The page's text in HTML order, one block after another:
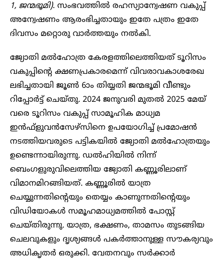
1, ജന്മഭൂമി). സംഭവത്തിൽ രഹസ്യാന്വേഷണ വകുപ്പ്
അന്വേഷണം ആരംഭിച്ചതായും ഇതേ പത്രം ഇതേ
ദിവസം മറ്റൊരു വാർത്തയും നൽകി.
ജ്യോതി മൽഹോത്ര കേരളത്തിലെത്തിയത് ടൂറിസം
വകുപ്പിന്റെ ക്ഷണപ്രകാരമെന്ന് വിവരാവകാശരേഖ
ലഭിച്ചതായി ജൂൺ 6ാം തിയ്യതി ജന്മഭൂമി വീണ്ടും
റിപ്പോർട്ട് ചെയ്തു. 2024 ജനുവരി മുതൽ 2025 മേയ്
വരെ ടൂറിസം വകുപ്പ് സാമൂഹിക മാധ്യമ
ഇൻഫ്‌ളുവൻസേഴ്‌സിനെ ഉപയോഗിച്ച് പ്രമോഷൻ
നടത്തിയവരുടെ പട്ടികയിൽ ജ്യോതി മൽഹോത്രയും
ഉണ്ടെന്നായിരുന്നു. ഡൽഹിയിൽ നിന്ന്
ബെംഗളുരുവിലെത്തിയ ജ്യോതി കണ്ണൂരിലാണ്
വിമാനമിറങ്ങിയത്. കണ്ണൂരിൽ യാത്ര
ചെയ്യുന്നതിന്റെയും തെയ്യം കാണുന്നതിന്റെയും
വിഡിയോകൾ സമൂഹമാധ്യമത്തിൽ പോസ്റ്റ്
ചെയ്തിരുന്നു. യാത്ര, ഭക്ഷണം, താമസം തുടങ്ങിയ
ചെലവുകളും ദൃശ്യങ്ങൾ പകർത്താനുള്ള സൗകര്യവും
അധികൃതർ ഒരുക്കി. വേതനവും സർക്കാർ